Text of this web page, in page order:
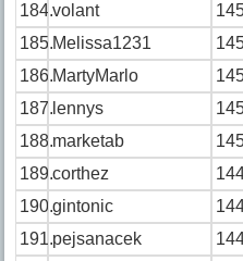
184.volant
185.Melissa1231
186.MartyMarlo
187. lennys
188.marketab
189.corthez
190.gintonic
191.pejsanacek